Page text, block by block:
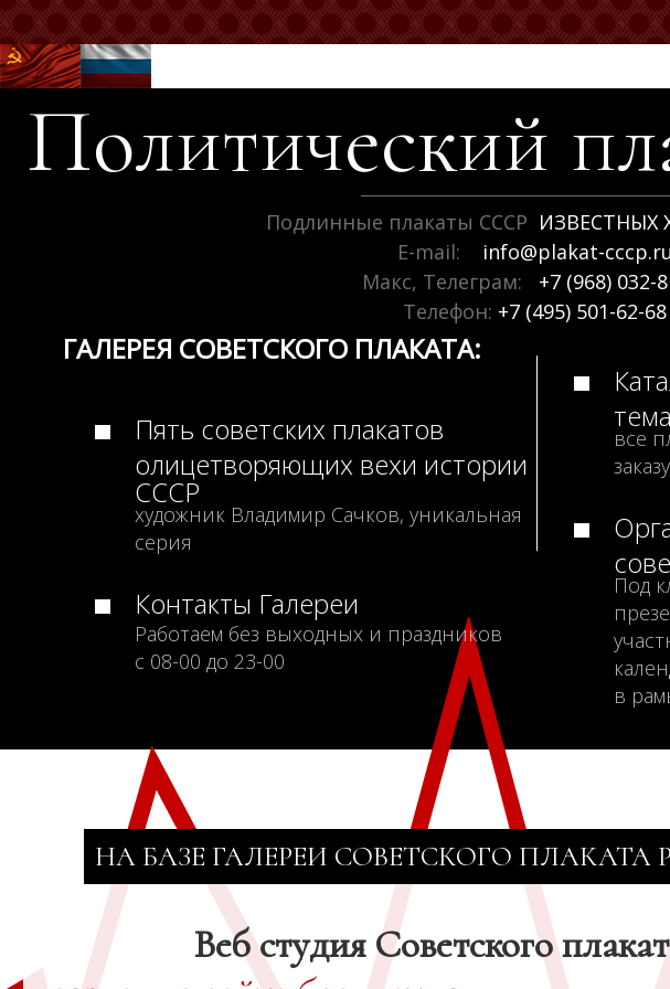
Политический
Подлинные плакаты СССР ИЗВЕСТНЫХ
E-mail:
info@plakat-cccp.ru
Макс, Телеграм:
+7 (968) 032-
Телефон: +7 (495) 501-62-68
ГАЛЕРЕЯ СОВЕТСКОГО ПЛАКАТА:
Пять советских плакатов
олицетворяющих вехи истории
СССР
художник Владимир Сачков, уникальная
серия
Контакты Галереи
Работаем без выходных и праздников
с 08-00 до 23-00
все
Под
в
НА БАЗЕ ГАЛЕРЕИ СОВЕТСКОГО ПЛАКАТА
Веб студия Советского